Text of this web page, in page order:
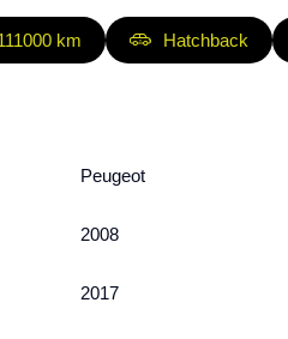
km Hatchback
Peugeot
2008
2017